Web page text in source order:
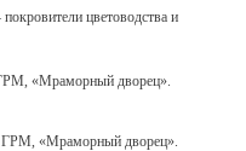
цветоводства и
«Мраморный дворец».
ГРМ, «Мраморный дворец».